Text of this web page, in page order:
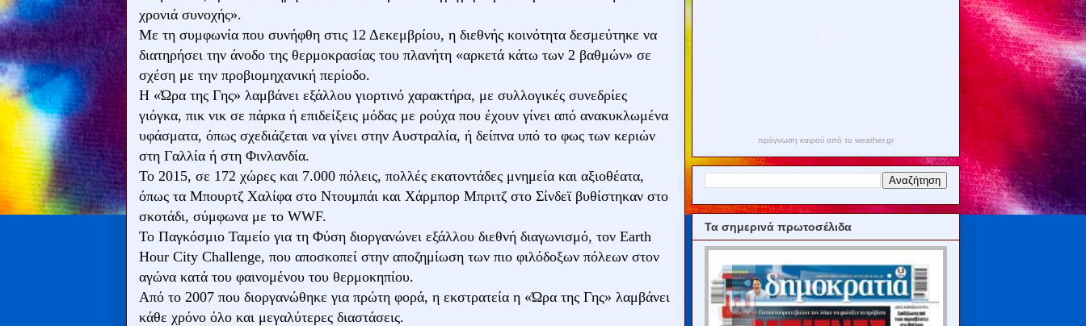
χρονιά συνοχής».
Με τη συμφωνία που συνήφθη στις 12 Δεκεμβρίου, η διεθνής κοινότητα δεσμεύτηκε να
διατηρήσει την άνοδο της θερμοκρασίας του πλανήτη «αρκετά κάτω των 2 βαθμών» σε
σχέση με την προβιομηχανική περίοδο.
Η «Ώρα της Γης» λαμβάνει εξάλλου γιορτινό χαρακτήρα, με συλλογικές συνεδρίες
γιόγκα, πικ νικ σε πάρκα ή επιδείξεις μόδας με ρούχα που έχουν γίνει από ανακυκλωμένα
υφάσματα, όπως σχεδιάζεται να γίνει στην Αυστραλία, ή δείπνα υπό το φως των κεριών
στη Γαλλία ή στη Φινλανδία.
Το 2015, σε 172 χώρες και 7.000 πόλεις, πολλές εκατοντάδες μνημεία και αξιοθέατα,
όπως τα Μπουρτζ Χαλίφα στο Ντουμπάι και Χάρμπορ Μπριτζ στο Σίνδεϊ βυθίστηκαν στο
σκοτάδι, σύμφωνα με το WWF.
Το Παγκόσμιο Ταμείο για τη Φύση διοργανώνει εξάλλου διεθνή διαγωνισμό, τον Earth
Hour City Challenge, που αποσκοπεί στην αποζημίωση των πιο φιλόδοξων πόλεων στον
αγώνα κατά του φαινομένου του θερμοκηπίου.
Από το 2007 που διοργανώθηκε για πρώτη φορά, η εκστρατεία η «Ώρα της Γης» λαμβάνει
κάθε χρόνο όλο και μεγαλύτερες διαστάσεις.
πρόγνωση καιρού από το weather.gr
Τα σημερινά πρωτοσέλιδα